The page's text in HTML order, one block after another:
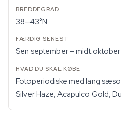
38–43°N
Sen september – midt oktober
Fotoperiodiske med lang
Silver Haze, Acapulco Gold,